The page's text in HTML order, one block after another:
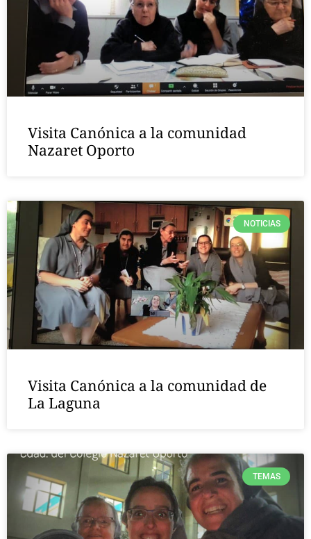
Visita Canónica a la comunidad
Nazaret Oporto
NOTICIAS
Visita Canónica a la comunidad de
La Laguna
TEMAS